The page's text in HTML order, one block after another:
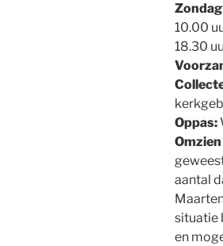
10.00
18.30
Oppas:
aantal
situatie
en